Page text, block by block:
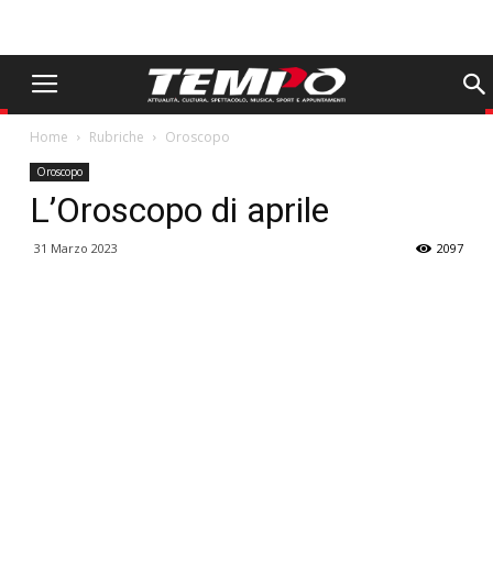
Home Rubriche Oroscopo
Oroscopo
L’Oroscopo di aprile
31 Marzo 2023 2097